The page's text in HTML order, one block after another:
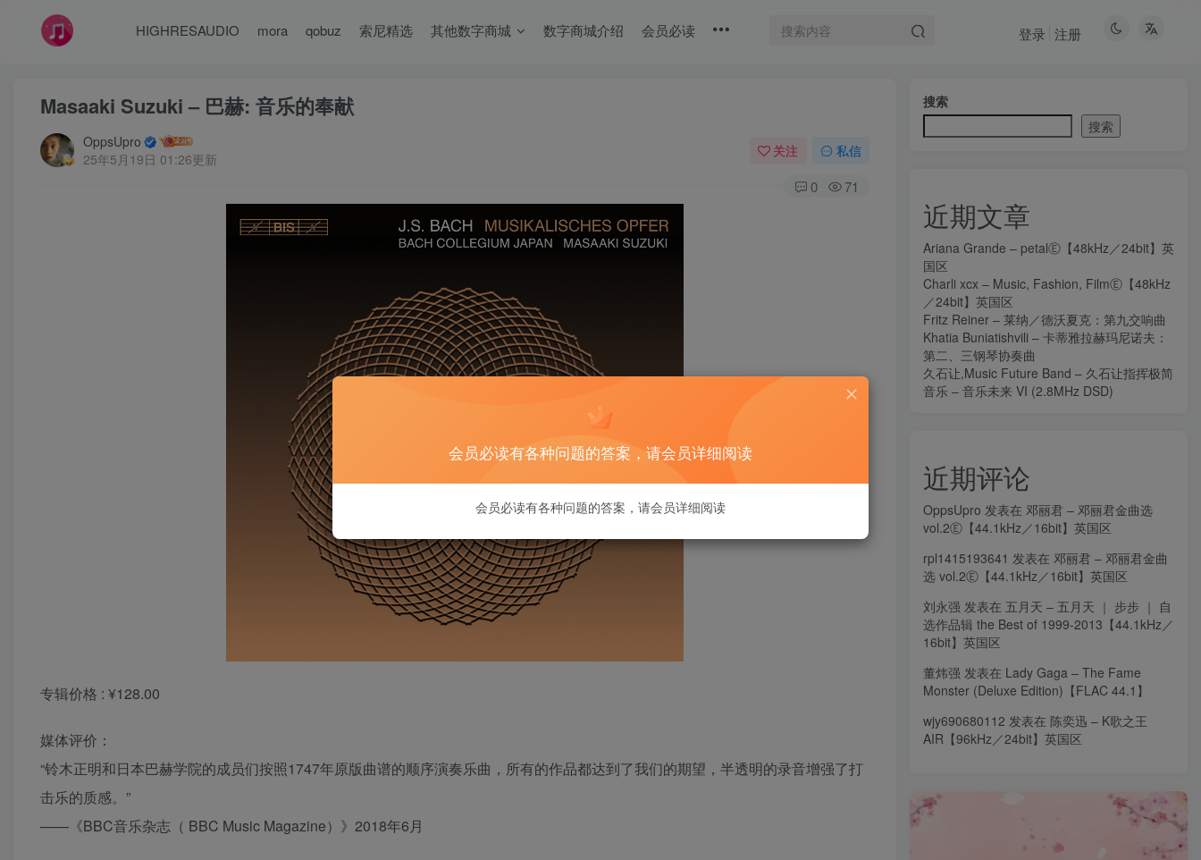
HIGHRESAUDIO mora qobuz 索尼精选 其他数字商城 数字商城介绍 会员必读 登录 注册
Masaaki Suzuki – 巴赫: 音乐的奉献
OppsUpro
25年5月19日 01:26更新
关注 私信
0 71
专辑价格 : ¥128.00
媒体评价：
“铃木正明和日本巴赫学院的成员们按照1747年原版曲谱的顺序演奏乐曲，所有的作品都达到了我们的期望，半透明的录音增强了打
击乐的质感。”
——《BBC音乐杂志（ BBC Music Magazine）》2018年6月
搜索
搜索
近期文章
Ariana Grande – petalⒺ【48kHz／24bit】英
国区
Charli xcx – Music, Fashion, FilmⒺ【48kHz
／24bit】英国区
Fritz Reiner – 莱纳／德沃夏克：第九交响曲
Khatia Buniatishvili – 卡蒂雅拉赫玛尼诺夫：
第二、三钢琴协奏曲
久石让,Music Future Band – 久石让指挥极简
音乐 – 音乐未来 VI (2.8MHz DSD)
近期评论
OppsUpro 发表在 邓丽君 – 邓丽君金曲选
vol.2Ⓔ【44.1kHz／16bit】英国区
rpl1415193641 发表在 邓丽君 – 邓丽君金曲
选 vol.2Ⓔ【44.1kHz／16bit】英国区
刘永强 发表在 五月天 – 五月天 ｜ 步步 ｜ 自
选作品辑 the Best of 1999-2013【44.1kHz／
16bit】英国区
董炜强 发表在 Lady Gaga – The Fame
Monster (Deluxe Edition)【FLAC 44.1】
wjy690680112 发表在 陈奕迅 – K歌之王
AIR【96kHz／24bit】英国区
会员必读有各种问题的答案，请会员详细阅读
会员必读有各种问题的答案，请会员详细阅读